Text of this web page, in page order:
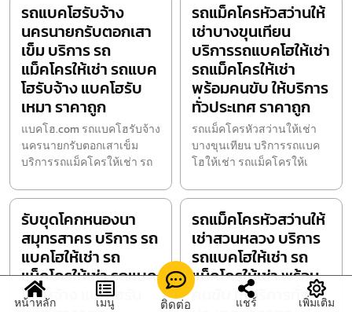
รถแบคโฮรับจ้าง
นครนายกรับตอกเสา
เข็ม บริการ รถ
แม็คโครให้เช่า รถแบค
โฮรับจ้าง แบคโฮรับ
เหมา ราคาถูก
แบคโฮ.com รถแบคโฮรับจ้าง
นครนายกรับตอกเสาเข็ม
บริการรถแม็คโครให้เช่า รถ
รถแม็คโครหัวสว่านให้
เช่าบางขุนเทียน
บริการรถแบคโฮให้เช่า
รถแม็คโครให้เช่า
พร้อมคนขับ ให้บริการ
ทั่วประเทศ ราคาถูก
รถแม็คโครหัวสว่านให้เช่า
บางขุนเทียน บริการรถแบค
โฮให้เช่า รถแม็คโครให้เ
รับขุดโคกหนองนา
สมุทรสาคร บริการ รถ
แบคโฮให้เช่า รถ
แม็คโครให้เช่า รถแบค
โฮรับจ้าง แบคโฮรับ
รถแม็คโครหัวสว่านให้
เช่าสวนหลวง บริการ
รถแบคโฮให้เช่า รถ
แม็คโครให้เช่า พร้อม
คนขับ ให้บริการทั่ว
หน้าหลัก เมนู ติดต่อ แชร์ เพิ่มเติม